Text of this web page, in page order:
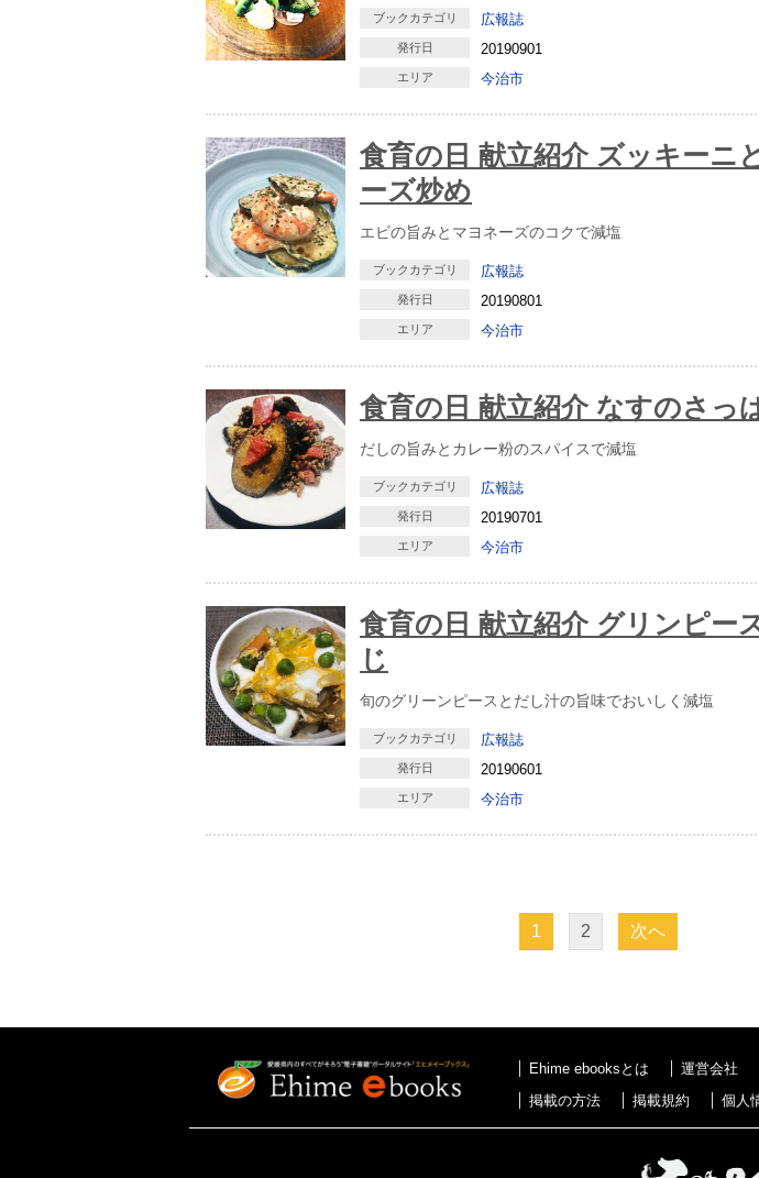
ブックカテゴリ 広報誌
発行日 20190901
エリア 今治市
食育の日 献立紹介 ズッキーニ
ーズ炒め
エビの旨みとマヨネーズのコクで減塩
ブックカテゴリ 広報誌
発行日 20190801
エリア 今治市
食育の日 献立紹介 なすのさっ
だしの旨みとカレー粉のスパイスで減塩
ブックカテゴリ 広報誌
発行日 20190701
エリア 今治市
食育の日 献立紹介 グリンピー
じ
旬のグリーンピースとだし汁の旨味でおいしく減塩
ブックカテゴリ 広報誌
発行日 20190601
エリア 今治市
1 2 次へ
Ehime ebooksとは 運営会社
掲載の方法
掲載規約 個人